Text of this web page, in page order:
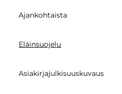
Ajankohtaista
Eläinsuojelu
Asiakirjajulkisuuskuvaus